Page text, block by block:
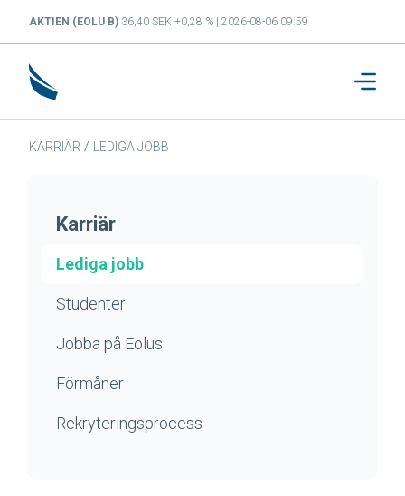
AKTIEN (EOLU B) 36,40 SEK +0,28 % | 2026-08-06 09:59
KARRIÄR / LEDIGA JOBB
Karriär
Lediga jobb
Studenter
Jobba på Eolus
Förmåner
Rekryteringsprocess